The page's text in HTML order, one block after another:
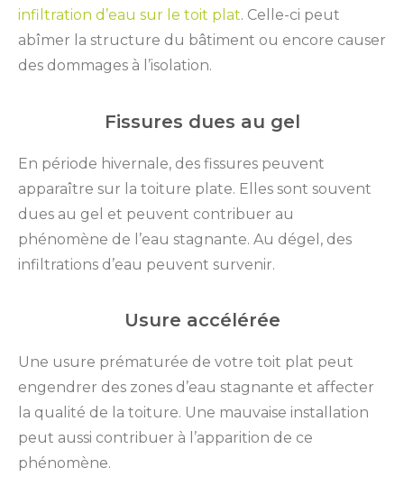
infiltration d’eau sur le toit plat. Celle-ci peut
abîmer la structure du bâtiment ou encore causer
des dommages à l’isolation.
Fissures dues au gel
En période hivernale, des fissures peuvent
apparaître sur la toiture plate. Elles sont souvent
dues au gel et peuvent contribuer au
phénomène de l’eau stagnante. Au dégel, des
infiltrations d’eau peuvent survenir.
Usure accélérée
Une usure prématurée de votre toit plat peut
engendrer des zones d’eau stagnante et affecter
la qualité de la toiture. Une mauvaise installation
peut aussi contribuer à l’apparition de ce
phénomène.